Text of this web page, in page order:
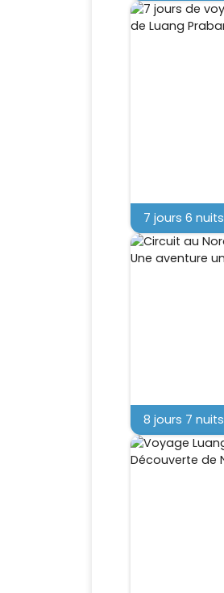
7 jours 6 nuits
8 jours 7 nuits